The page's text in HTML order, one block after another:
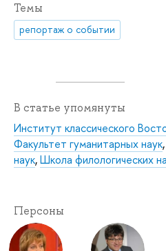
Темы
репортаж о событии
В статье упомянуты
Институт классического
Факультет гуманитарных наук,
наук,Школа филологических
Персоны